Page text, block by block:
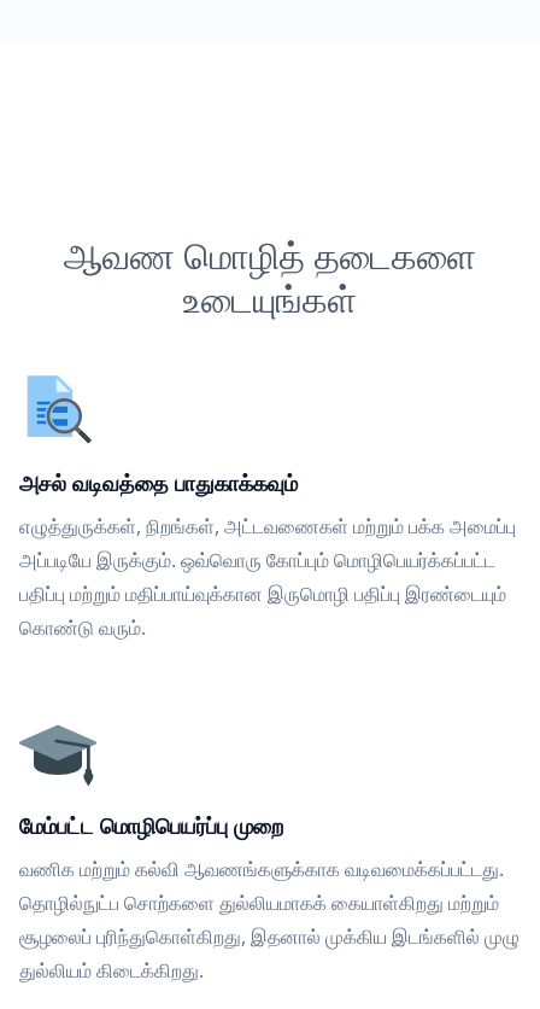
ஆவண மொழித் தடைகளை
உடையுங்கள்
அசல் வடிவத்தை பாதுகாக்கவும்
எழுத்துருக்கள், நிறங்கள், அட்டவணைகள் மற்றும் பக்க அமைப்பு
அப்படியே இருக்கும். ஒவ்வொரு கோப்பும் மொழிபெயர்க்கப்பட்ட
பதிப்பு மற்றும் மதிப்பாய்வுக்கான இருமொழி பதிப்பு இரண்டையும்
கொண்டு வரும்.
மேம்பட்ட மொழிபெயர்ப்பு முறை
வணிக மற்றும் கல்வி ஆவணங்களுக்காக வடிவமைக்கப்பட்டது.
தொழில்நுட்ப சொற்களை துல்லியமாகக் கையாள்கிறது மற்றும்
சூழலைப் புரிந்துகொள்கிறது, இதனால் முக்கிய இடங்களில் முழு
துல்லியம் கிடைக்கிறது.